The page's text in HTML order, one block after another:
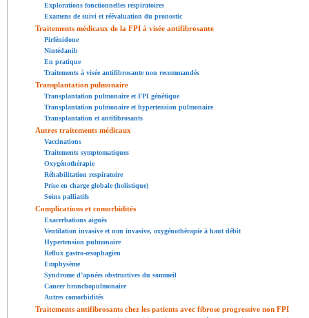
Explorations fonctionnelles respiratoires
Examens de suivi et réévaluation du pronostic
Traitements médicaux de la FPI à visée antifibrosante
Pirfénidone
Nintédanib
En pratique
Traitements à visée antifibrosante non recommandés
Transplantation pulmonaire
Transplantation pulmonaire et FPI génétique
Transplantation pulmonaire et hypertension pulmonaire
Transplantation et antifibrosants
Autres traitements médicaux
Vaccinations
Traitements symptomatiques
Oxygénothérapie
Réhabilitation respiratoire
Prise en charge globale (holistique)
Soins palliatifs
Complications et comorbidités
Exacerbations aiguës
Ventilation invasive et non invasive, oxygénothérapie à haut débit
Hypertension pulmonaire
Reflux gastro-œsophagien
Emphysème
Syndrome d’apnées obstructives du sommeil
Cancer bronchopulmonaire
Autres comorbidités
Traitements antifibrosants chez les patients avec fibrose progressive non FPI